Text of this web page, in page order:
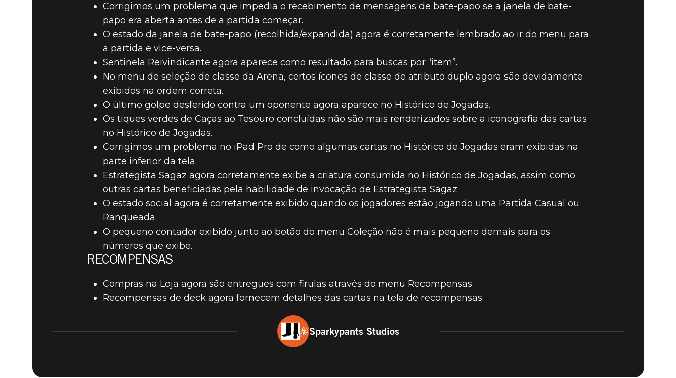
Corrigimos um problema que impedia o recebimento de mensagens de bate-papo se a janela de bate-
papo era aberta antes de a partida começar.
O estado da janela de bate-papo (recolhida/expandida) agora é corretamente lembrado ao ir do menu para
a partida e vice-versa.
Sentinela Reivindicante agora aparece como resultado para buscas por “item”.
No menu de seleção de classe da Arena, certos ícones de classe de atributo duplo agora são devidamente
exibidos na ordem correta.
O último golpe desferido contra um oponente agora aparece no Histórico de Jogadas.
Os tiques verdes de Caças ao Tesouro concluídas não são mais renderizados sobre a iconografia das cartas
no Histórico de Jogadas.
Corrigimos um problema no iPad Pro de como algumas cartas no Histórico de Jogadas eram exibidas na
parte inferior da tela.
Estrategista Sagaz agora corretamente exibe a criatura consumida no Histórico de Jogadas, assim como
outras cartas beneficiadas pela habilidade de invocação de Estrategista Sagaz.
O estado social agora é corretamente exibido quando os jogadores estão jogando uma Partida Casual ou
Ranqueada.
O pequeno contador exibido junto ao botão do menu Coleção não é mais pequeno demais para os
números que exibe.
RECOMPENSAS
Compras na Loja agora são entregues com firulas através do menu Recompensas.
Recompensas de deck agora fornecem detalhes das cartas na tela de recompensas.
Sparkypants Studios